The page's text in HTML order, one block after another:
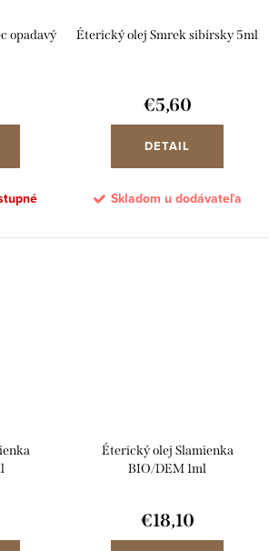
opadavý
Éterický olej Smrek sibírsky 5ml
€5,60
DETAIL
Skladom u dodávateľa
Éterický olej Slamienka
BIO/DEM 1ml
€18,10